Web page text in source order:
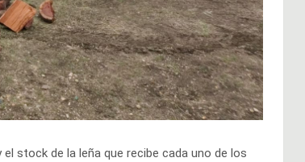
stock de la leña que recibe cada uno de los